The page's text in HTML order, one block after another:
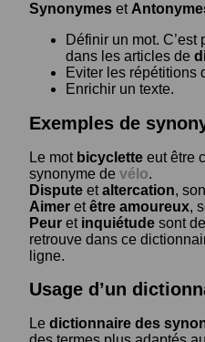
Synonymes et
Définir un mot.
dans les articles de
Eviter les répétitions
Enrichir un texte.
Exemples de
Le mot bicyclette eut être
synonyme de vélo.
Dispute etaltercation,
Aimer etêtre amoureux,
Peur et inquiétude sont
retrouve dans ce
ligne.
Usage d’un
Le dictionnaire des